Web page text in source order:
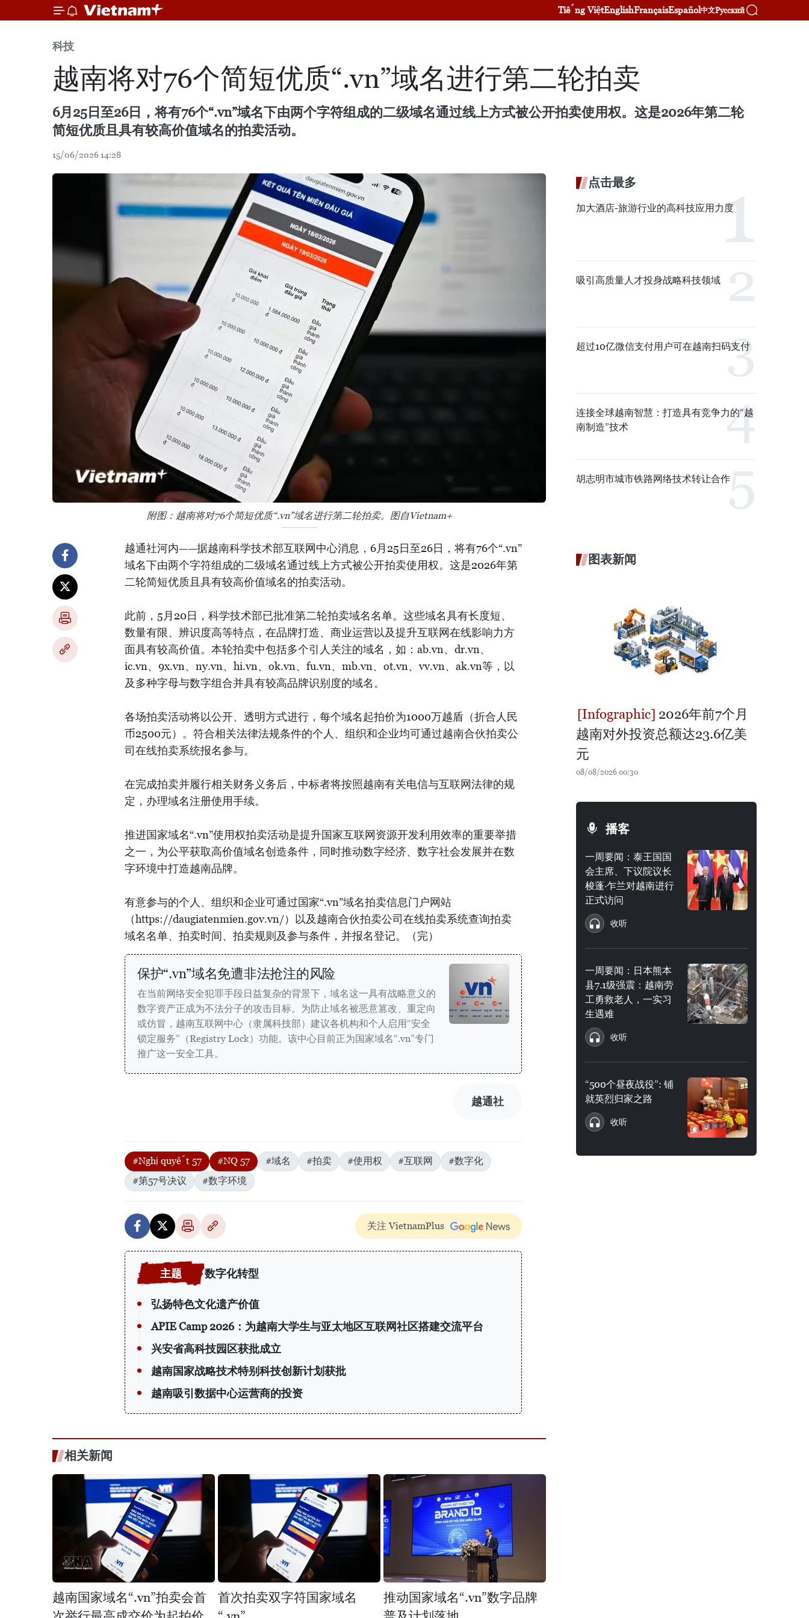
Tiếng ViệtEnglishFrançaisEspañol中文Русский
科技
越南将对76个简短优质“.vn”域名进行第二轮拍卖
6月25日至26日，将有76个“.vn”域名下由两个字符组成的二级域名通过线上方式被公开拍卖使用权。这是2026年第二轮
简短优质且具有较高价值域名的拍卖活动。
15/06/2026 14:28
附图：越南将对76个简短优质“.vn”域名进行第二轮拍卖。图自Vietnam+
越通社河内——据越南科学技术部互联网中心消息，6月25日至26日，将有76个“.vn”
域名下由两个字符组成的二级域名通过线上方式被公开拍卖使用权。这是2026年第
二轮简短优质且具有较高价值域名的拍卖活动。
此前，5月20日，科学技术部已批准第二轮拍卖域名名单。这些域名具有长度短、
数量有限、辨识度高等特点，在品牌打造、商业运营以及提升互联网在线影响力方
面具有较高价值。本轮拍卖中包括多个引人关注的域名，如：ab.vn、dr.vn、
ic.vn、9x.vn、ny.vn、hi.vn、ok.vn、fu.vn、mb.vn、ot.vn、vv.vn、ak.vn等，以
及多种字母与数字组合并具有较高品牌识别度的域名。
各场拍卖活动将以公开、透明方式进行，每个域名起拍价为1000万越盾（折合人民
币2500元）。符合相关法律法规条件的个人、组织和企业均可通过越南合伙拍卖公
司在线拍卖系统报名参与。
在完成拍卖并履行相关财务义务后，中标者将按照越南有关电信与互联网法律的规
定，办理域名注册使用手续。
推进国家域名“.vn”使用权拍卖活动是提升国家互联网资源开发利用效率的重要举措
之一，为公平获取高价值域名创造条件，同时推动数字经济、数字社会发展并在数
字环境中打造越南品牌。
有意参与的个人、组织和企业可通过国家“.vn”域名拍卖信息门户网站
（https://daugiatenmien.gov.vn/）以及越南合伙拍卖公司在线拍卖系统查询拍卖
域名名单、拍卖时间、拍卖规则及参与条件，并报名登记。（完）
保护“.vn”域名免遭非法抢注的风险
在当前网络安全犯罪手段日益复杂的背景下，域名这一具有战略意义的
数字资产正成为不法分子的攻击目标。为防止域名被恶意篡改、重定向
或仿冒，越南互联网中心（隶属科技部）建议各机构和个人启用“安全
锁定服务”（Registry Lock）功能。该中心目前正为国家域名“.vn”专门
推广这一安全工具。
越通社
#Nghị quyết 57 #NQ 57 #域名 #拍卖 #使用权 #互联网
#数字化
#第57号决议
#数字环境
关注 VietnamPlus
数字化转型
弘扬特色文化遗产价值
APIE Camp 2026：为越南大学生与亚太地区互联网社区搭建交流平台
兴安省高科技园区获批成立
越南国家战略技术特别科技创新计划获批
越南吸引数据中心运营商的投资
相关新闻
越南国家域名“.vn”拍卖会首
首次拍卖双字符国家域名
推动国家域名“.vn”数字品牌
点击最多
加大酒店-旅游行业的高科技应用力度
吸引高质量人才投身战略科技领域
超过10亿微信支付用户可在越南扫码支付
连接全球越南智慧：打造具有竞争力的“越
南制造”技术
胡志明市城市铁路网络技术转让合作
图表新闻
2026年前7个月
越南对外投资总额达23.6亿美
元
08/08/2026 00:30
播客
一周要闻：泰王国国
会主席、下议院议长
梭蓬·乍兰对越南进行
正式访问
收听
一周要闻：日本熊本
县7.1级强震：越南劳
工勇救老人，一实习
生遇难
收听
“500个昼夜战役”: 铺
就英烈归家之路
收听